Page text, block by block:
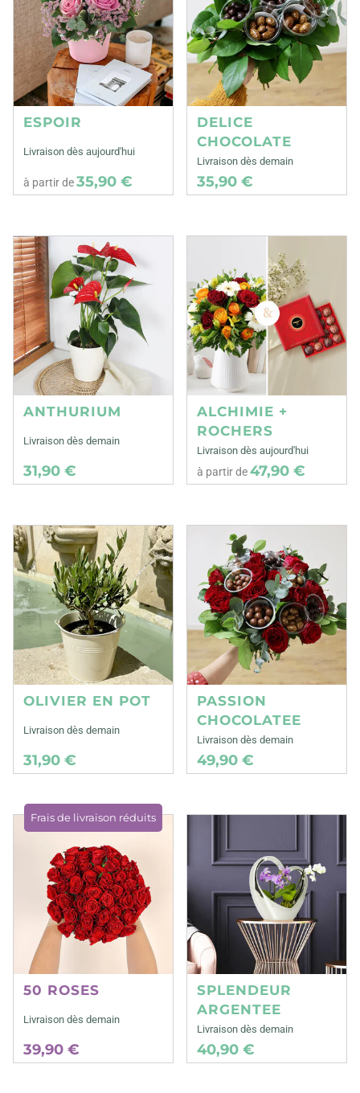
ESPOIR
Livraison dès aujourd'hui
à partir de35,90 €
DELICE
CHOCOLATE
Livraison dès demain
35,90 €
ANTHURIUM
Livraison dès demain
31,90 €
ALCHIMIE +
ROCHERS
Livraison dès aujourd'hui
à partir de47,90 €
OLIVIER EN POT
Livraison dès demain
31,90 €
PASSION
CHOCOLATEE
Livraison dès demain
49,90 €
Frais de livraison réduits
50 ROSES
Livraison dès demain
39,90 €
SPLENDEUR
ARGENTEE
Livraison dès demain
40,90 €